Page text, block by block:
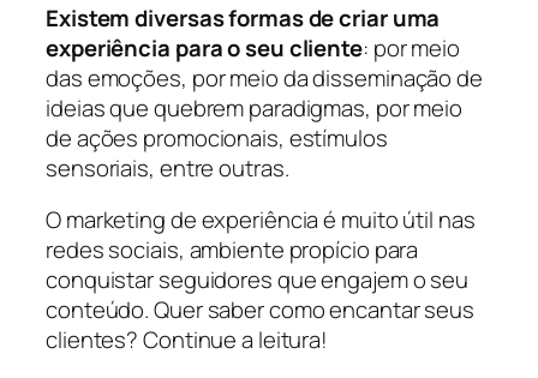
Existem diversas formas de criar uma
experiência para o seu cliente: por meio
das emoções, por meio da disseminação de
ideias que quebrem paradigmas, por meio
de ações promocionais, estímulos
sensoriais, entre outras.
O marketing de experiência é muito útil nas
redes sociais, ambiente propício para
conquistar seguidores que engajem o seu
conteúdo. Quer saber como encantar seus
clientes? Continue a leitura!